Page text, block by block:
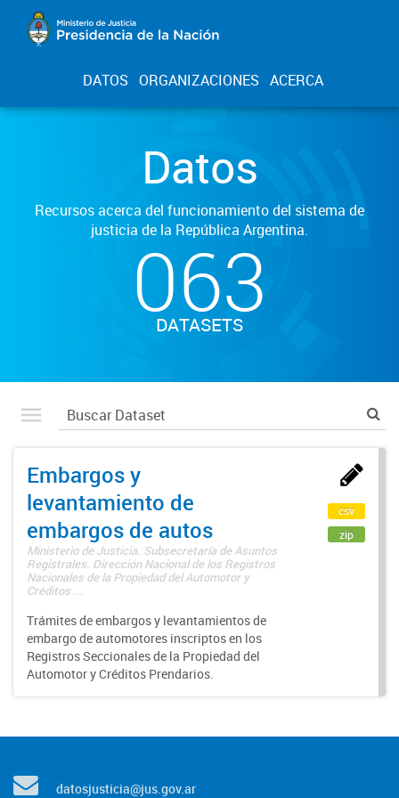
DATOS ORGANIZACIONES ACERCA
Datos
Recursos acerca del funcionamiento del sistema de
justicia de la República Argentina.
063
DATASETS
Embargos y
levantamiento de
embargos de autos
Ministerio de Justicia. Subsecretaría de Asuntos
Registrales. Dirección Nacional de los Registros
Nacionales de la Propiedad del Automotor y
Créditos ...
Trámites de embargos y levantamientos de
embargo de automotores inscriptos en los
Registros Seccionales de la Propiedad del
Automotor y Créditos Prendarios.
csv
zip
datosjusticia@jus.gov.ar